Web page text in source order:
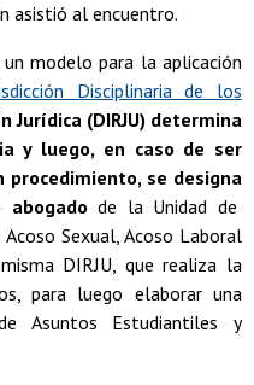
asistió al encuentro.
modelo para la aplicación
Disciplinaria de los
Jurídica (DIRJU) determina
y luego, en caso de ser
procedimiento, se designa
de la Unidad de
Sexual, Acoso Laboral
DIRJU, que realiza la
para luego elaborar una
Asuntos Estudiantiles y